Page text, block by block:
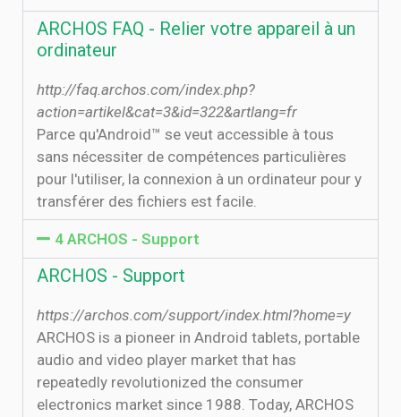
ARCHOS FAQ - Relier votre appareil à un
ordinateur
http://faq.archos.com/index.php?
action=artikel&cat=3&id=322&artlang=fr
Parce qu'Android™ se veut accessible à tous
sans nécessiter de compétences particulières
pour l'utiliser, la connexion à un ordinateur pour y
transférer des fichiers est facile.
4 ARCHOS - Support
ARCHOS - Support
https://archos.com/support/index.html?home=y
ARCHOS is a pioneer in Android tablets, portable
audio and video player market that has
repeatedly revolutionized the consumer
electronics market since 1988. Today, ARCHOS